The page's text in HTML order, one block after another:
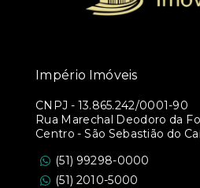
Império Imóveis
CNPJ - 13.865.242/0001-90
Rua Marechal Deodoro da
Centro - São Sebastião do
(51) 99298-0000
(51) 2010-5000